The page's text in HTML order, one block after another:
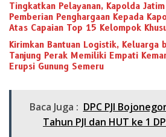
Tingkatkan Pelayanan, Kapolda
Pemberian Penghargaan Kepada
Atas Capaian Top 15 Kelompok
Publik Tahun 2021
Kirimkan Bantuan Logistik, Keluarga
Tanjung Perak Memiliki Empati
Erupsi Gunung Semeru
Baca Juga : DPC PJI
Tahun PJI dan HUT ke 1